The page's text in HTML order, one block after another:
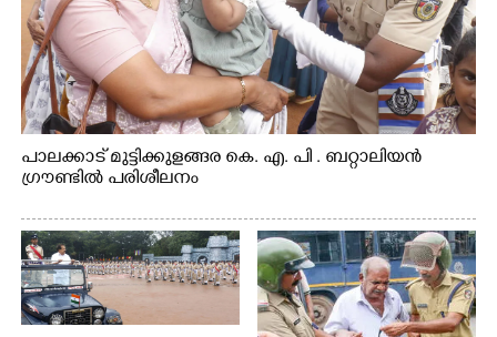
പാലക്കാട് മുട്ടിക്കുളങ്ങര കെ. എ. പി . ബറ്റാലിയൻ
ഗ്രൗണ്ടിൽ പരിശീലനം